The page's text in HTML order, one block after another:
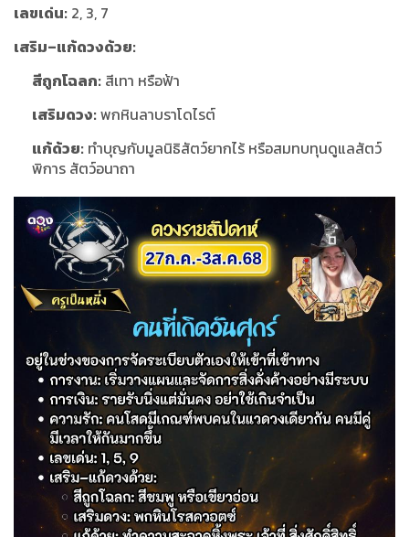
เลขเด่น: 2, 3, 7
เสริม–แก้ดวงด้วย:
สีถูกโฉลก: สีเทา หรือฟ้า
เสริมดวง:พกหินลาบราโดไรต์
แก้ด้วย: ทำบุญกับมูลนิธิสัตว์ยากไร้ หรือสมทบทุนดูแลสัตว์
พิการ สัตว์อนาถา